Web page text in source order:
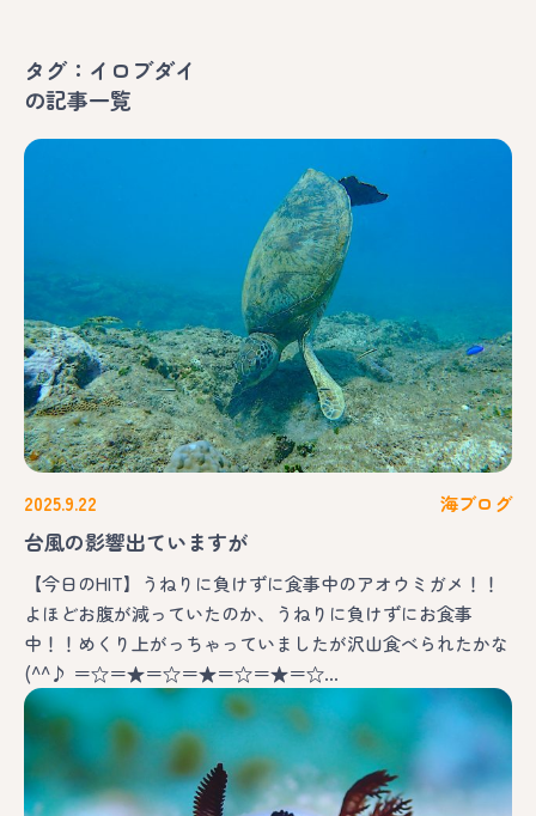
タグ：イロブダイ
の記事一覧
2025.9.22 海ブログ
台風の影響出ていますが
【今日のHIT】うねりに負けずに食事中のアオウミガメ！！
よほどお腹が減っていたのか、うねりに負けずにお食事
中！！めくり上がっちゃっていましたが沢山食べられたかな
(^^♪ ＝☆＝★＝☆＝★＝☆＝★＝☆…